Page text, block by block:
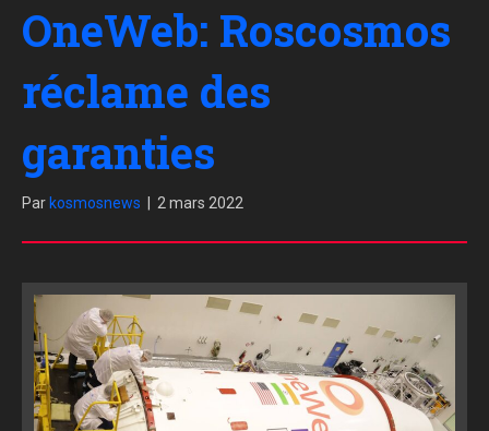
OneWeb: Roscosmos
réclame des
garanties
Par kosmosnews 2 mars 2022